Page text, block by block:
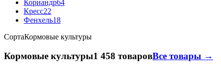
Кориандр64
Кресс22
Фенхель18
СортаКормовые культуры
Кормовые культуры1 458 товаровВсе товары →